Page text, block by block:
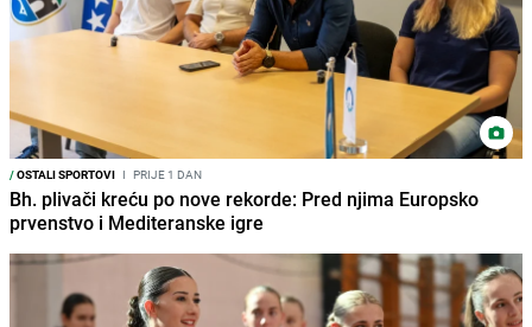
/OSTALI SPORTOVI I PRIJE 1 DAN
Bh. plivači kreću po nove rekorde: Pred njima Europsko
prvenstvo i Mediteranske igre